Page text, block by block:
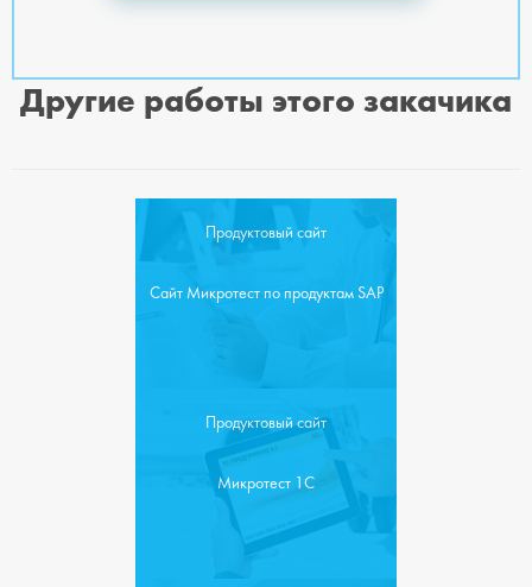
Другие работы этого закачика
Продуктовый сайт
Сайт Микротест по продуктам SAP
Продуктовый сайт
Микротест 1С